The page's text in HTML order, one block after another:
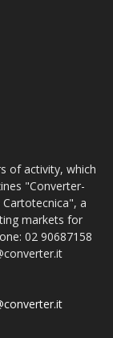
of activity, which
"Converter-
a
markets for
02 90687158